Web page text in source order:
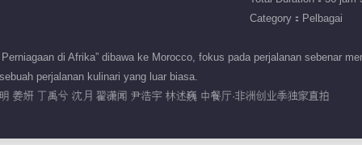
Category：Pelbagai
di Afrika” dibawa ke Morocco, fokus pada perjalanan sebenar
perjalanan kulinari yang luar biasa.
姜妍 丁禹兮 沈月 翟潇闻 尹浩宇 林述巍 中餐厅·非洲创业季独家直拍